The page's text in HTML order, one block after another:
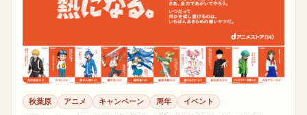
秋葉原 アニメ キャンペーン 周年 イベント